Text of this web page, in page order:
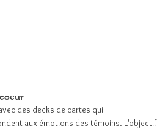
des decks de cartes qui
aux émotions des témoins. L'objectif